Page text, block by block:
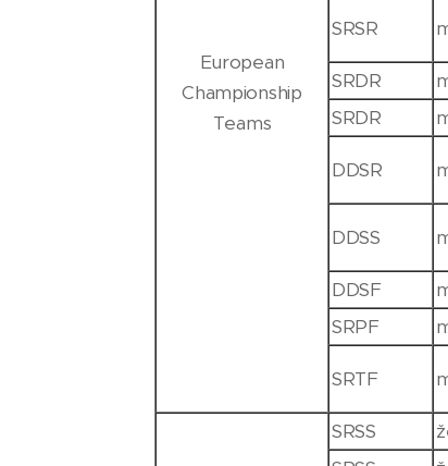
European
Championship
Teams
SRSR
SRDR
SRDR
DDSR
DDSS
DDSF
SRPF
SRTF
SRSS